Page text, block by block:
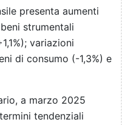
presenta aumenti
strumentali
variazioni
di consumo (-1,3%) e
a marzo 2025
tendenziali